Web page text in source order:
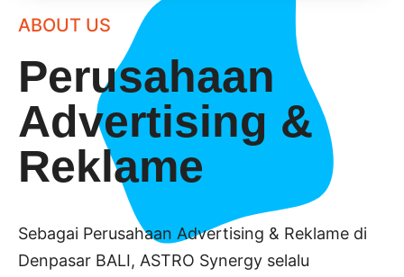
ABOUT US
Perusahaan
Advertising &
Reklame
Sebagai Perusahaan Advertising & Reklame di
Denpasar BALI, ASTRO Synergy selalu